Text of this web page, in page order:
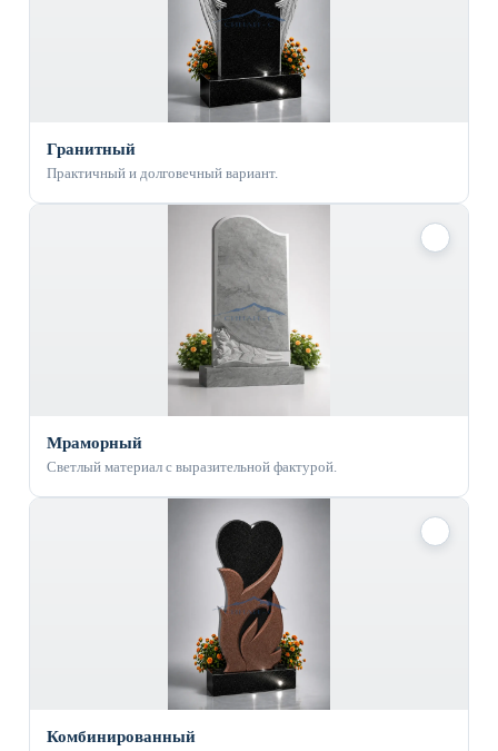
Гранитный
Практичный и долговечный вариант.
Мраморный
Светлый материал с выразительной фактурой.
Комбинированный